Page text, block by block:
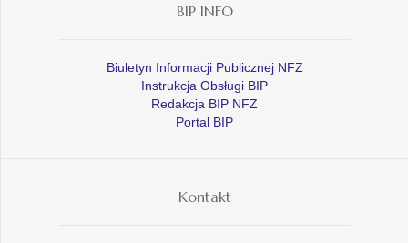
BIP INFO
Biuletyn Informacji Publicznej NFZ
Instrukcja Obsługi BIP
Redakcja BIP NFZ
Portal BIP
Kontakt